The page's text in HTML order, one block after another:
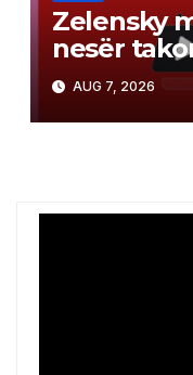
Zelensky
nesër
AUG 7, 2026